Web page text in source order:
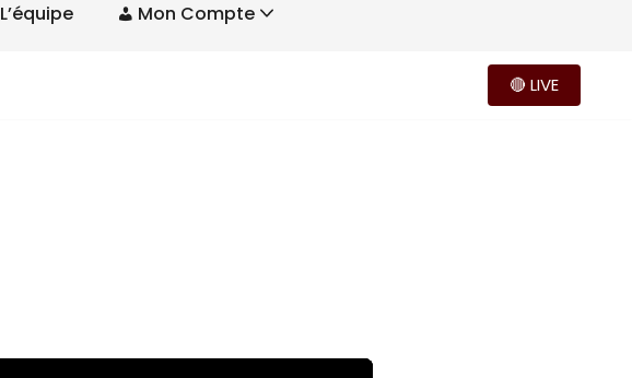
L’équipe Mon Compte
🔴 LIVE